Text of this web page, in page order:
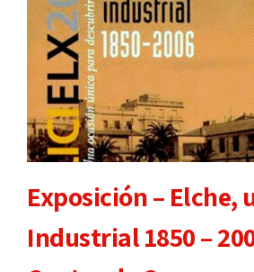
Exposición – Elche,
Industrial 1850 –